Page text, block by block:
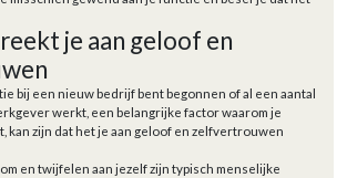
je aan geloof en
bij een nieuw bedrijf bent begonnen of al een aantal
werkt, een belangrijke factor waarom je
kan zijn dat het je aan geloof en zelfvertrouwen
en twijfelen aan jezelf zijn typisch menselijke